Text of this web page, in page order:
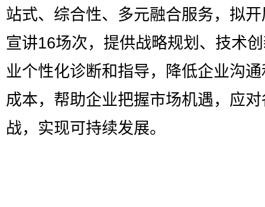
站式、综合性、多元融合服务，拟
宣讲16场次，提供战略规划、技术
业个性化诊断和指导，降低企业沟
成本，帮助企业把握市场机遇，应
战，实现可持续发展。